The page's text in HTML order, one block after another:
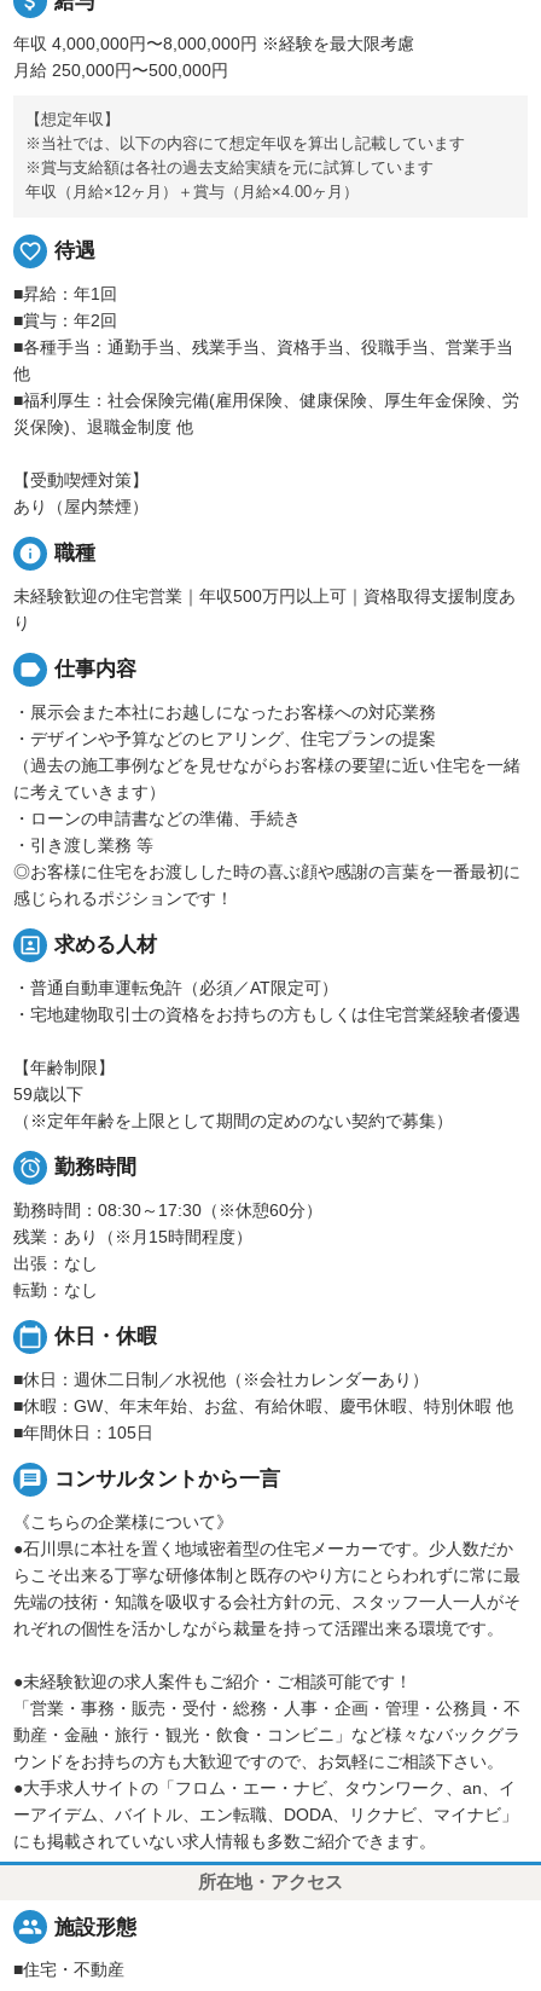
年収 4,000,000円〜8,000,000円 ※経験を最大限考慮
月給 250,000円〜500,000円
【想定年収】
※当社では、以下の内容にて想定年収を算出し記載しています
※賞与支給額は各社の過去支給実績を元に試算しています
年収（月給×12ヶ月）＋賞与（月給×4.00ヶ月）
favorite_border 待遇
■昇給：年1回
■賞与：年2回
■各種手当：通勤手当、残業手当、資格手当、役職手当、営業手当
他
■福利厚生：社会保険完備(雇用保険、健康保険、厚生年金保険、労
災保険)、退職金制度 他
【受動喫煙対策】
あり（屋内禁煙）
info 職種
未経験歓迎の住宅営業｜年収500万円以上可｜資格取得支援制度あ
り
label 仕事内容
・展示会また本社にお越しになったお客様への対応業務
・デザインや予算などのヒアリング、住宅プランの提案
（過去の施工事例などを見せながらお客様の要望に近い住宅を一緒
に考えていきます）
・ローンの申請書などの準備、手続き
・引き渡し業務 等
◎お客様に住宅をお渡しした時の喜ぶ顔や感謝の言葉を一番最初に
感じられるポジションです！
portrait 求める人材
・普通自動車運転免許（必須／AT限定可）
・宅地建物取引士の資格をお持ちの方もしくは住宅営業経験者優遇
【年齢制限】
59歳以下
（※定年年齢を上限として期間の定めのない契約で募集）
 勤務時間
勤務時間：08:30～17:30（※休憩60分）
残業：あり（※月15時間程度）
出張：なし
転勤：なし
calendar_today 休日・休暇
■休日：週休二日制／水祝他（※会社カレンダーあり）
■休暇：GW、年末年始、お盆、有給休暇、慶弔休暇、特別休暇 他
■年間休日：105日
message コンサルタントから一言
《こちらの企業様について》
●石川県に本社を置く地域密着型の住宅メーカーです。少人数だか
らこそ出来る丁寧な研修体制と既存のやり方にとらわれずに常に最
先端の技術・知識を吸収する会社方針の元、スタッフ一人一人がそ
れぞれの個性を活かしながら裁量を持って活躍出来る環境です。
●未経験歓迎の求人案件もご紹介・ご相談可能です！
「営業・事務・販売・受付・総務・人事・企画・管理・公務員・不
動産・金融・旅行・観光・飲食・コンビニ」など様々なバックグラ
ウンドをお持ちの方も大歓迎ですので、お気軽にご相談下さい。
●大手求人サイトの「フロム・エー・ナビ、タウンワーク、an、イ
ーアイデム、バイトル、エン転職、DODA、リクナビ、マイナビ」
にも掲載されていない求人情報も多数ご紹介できます。
所在地・アクセス
people 施設形態
■住宅・不動産